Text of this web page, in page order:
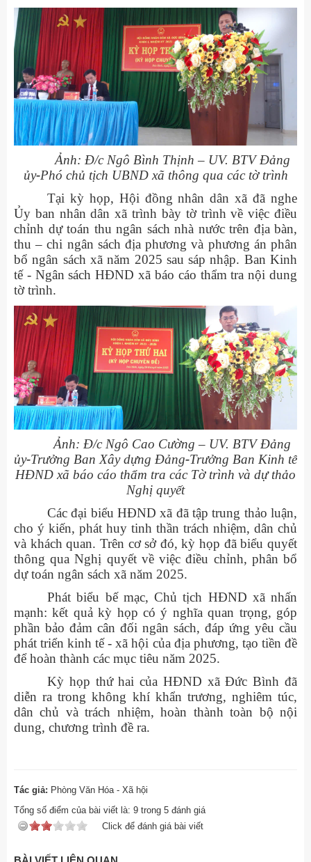
Ảnh: Đ/c Ngô Bình Thịnh–UV. BTV Đảng
ủy-Phó chủ tịch UBND xã thông qua các tờ trình
Tại kỳ họp, Hội đồng nhân dân xã đã nghe
Ủy ban nhân dân xã trình bày tờ trình về việc điều
chỉnh dự toán thu ngân sách nhà nước trên địa bàn,
thu – chi ngân sách địa phương và phương án phân
bổ ngân sách xã năm 2025 sau sáp nhập. Ban Kinh
tế - Ngân sách HĐND xã báo cáo thẩm tra nội dung
tờ trình.
Ảnh: Đ/c Ngô Cao Cường – UV. BTV Đảng
ủy-Trưởng Ban Xây dựng Đảng-Trưởng Ban Kinh tế
HĐND xã báo cáo thẩm tra các Tờ trình và dự thảo
Nghị quyết
Các đại biểu HĐND xã đã tập trung thảo luận,
cho ý kiến, phát huy tinh thần trách nhiệm, dân chủ
và khách quan. Trên cơ sở đó, kỳ họp đã biểu quyết
thông qua Nghị quyết về việc điều chỉnh, phân bổ
dự toán ngân sách xã năm 2025.
Phát biểu bế mạc, Chủ tịch HĐND xã nhấn
mạnh: kết quả kỳ họp có ý nghĩa quan trọng, góp
phần bảo đảm cân đối ngân sách, đáp ứng yêu cầu
phát triển kinh tế - xã hội của địa phương, tạo tiền đề
để hoàn thành các mục tiêu năm 2025.
Kỳ họp thứ hai của HĐND xã Đức Bình đã
diễn ra trong không khí khẩn trương, nghiêm túc,
dân chủ và trách nhiệm, hoàn thành toàn bộ nội
dung, chương trình đề ra.
Tác giả: Phòng Văn Hóa - Xã hội
Tổng số điểm của bài viết là: 9 trong 5 đánh giá
Click để đánh giá bài viết